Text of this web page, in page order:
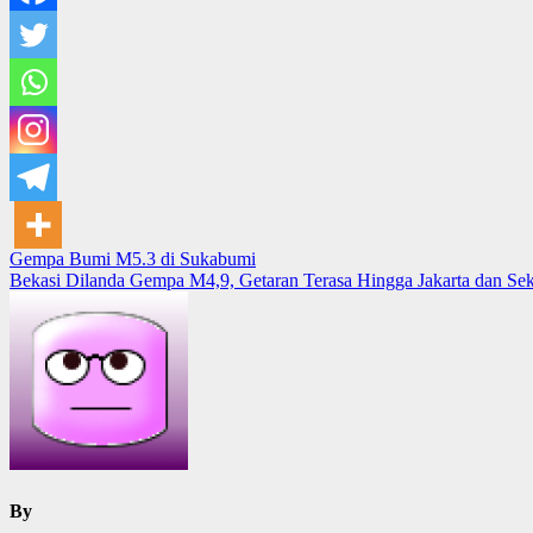
Post
navigation
Gempa Bumi M5.3 di Sukabumi
Bekasi Dilanda Gempa M4,9, Getaran Terasa Hingga Jakarta dan
By